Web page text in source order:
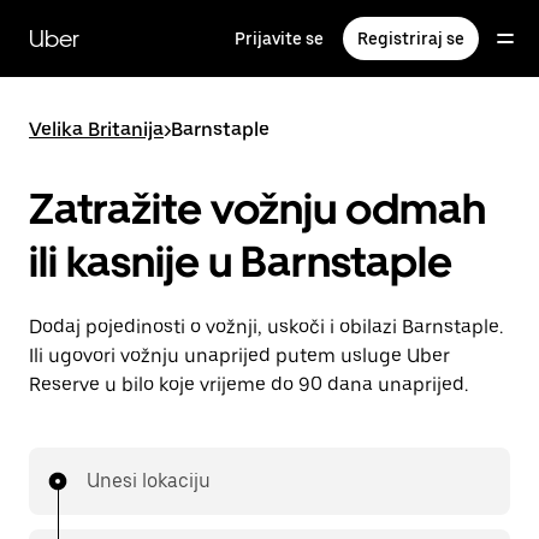
glavni
sadržaj
Uber Prijavite se Registriraj se
Velika Britanija>Barnstaple
Zatražite vožnju odmah
ili kasnije u Barnstaple
Dodaj pojedinosti o vožnji, uskoči i obilazi Barnstaple.
Ili ugovori vožnju unaprijed putem usluge Uber
Reserve u bilo koje vrijeme do 90 dana unaprijed.
Unesi lokaciju